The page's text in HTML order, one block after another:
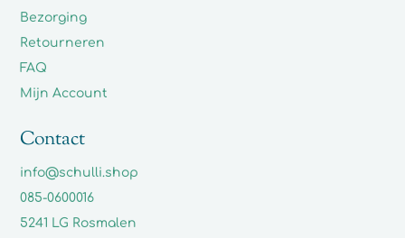
Bezorging
Retourneren
FAQ
Mijn Account
Contact
info@schulli.shop
085-0600016
5241 LG Rosmalen